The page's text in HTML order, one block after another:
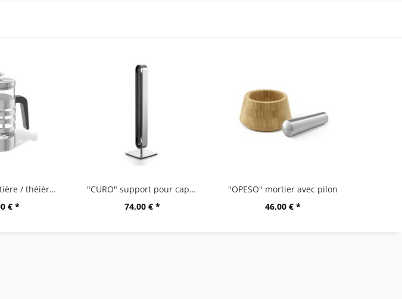
"SEGOS" cafetière / théièreà piston
€ *
"CURO" support pour capsules
74,00 € *
"OPESO" mortier avec pilon
46,00 € *